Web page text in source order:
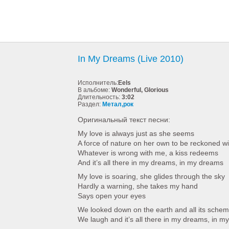
In My Dreams (Live 2010)
Исполнитель:Eels
В альбоме: Wonderful, Glorious
Длительность: 3:02
Раздел: Метал,рок
Оригинальный текст песни:
My love is always just as she seems
A force of nature on her own to be reckoned
Whatever is wrong with me, a kiss redeems
And it’s all there in my dreams, in my dreams
My love is soaring, she glides through the sky
Hardly a warning, she takes my hand
Says open your eyes
We looked down on the earth and all its
We laugh and it’s all there in my dreams, in